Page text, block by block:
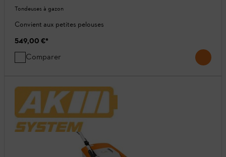
Tondeuses à gazon
Convient aux petites pelouses
549,00 €*
Comparer